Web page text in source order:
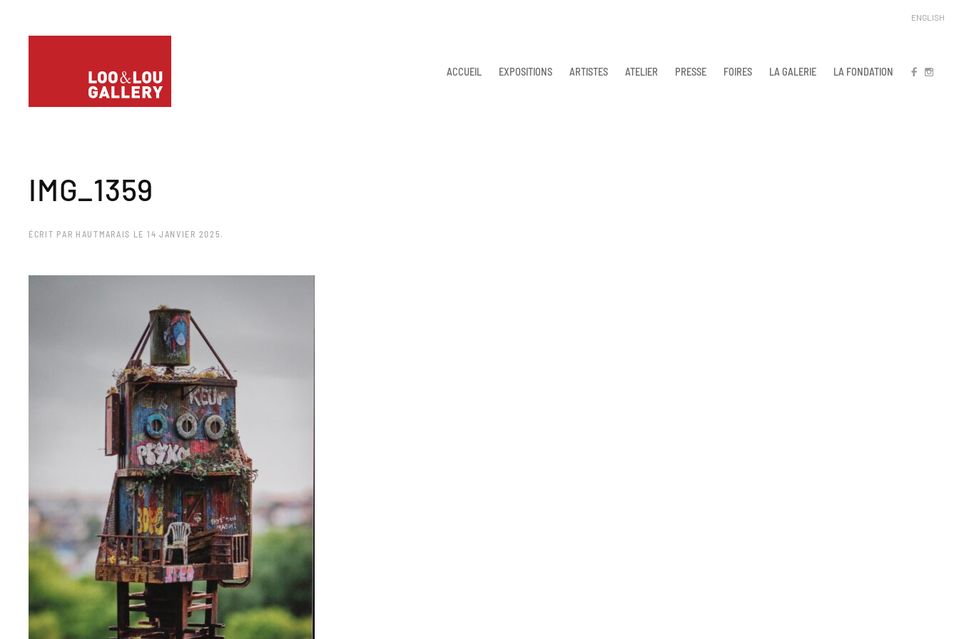
ACCUEIL EXPOSITIONS ARTISTES ATELIER PRESSE FOIRES LA GALERIE LA FONDATION FB IN
ENGLISH
IMG_1359
ÉCRIT PAR HAUTMARAIS LE 14 JANVIER 2025 .